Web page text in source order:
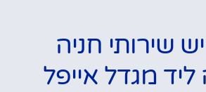
שירותי חניה
ליד מגדל אייפל